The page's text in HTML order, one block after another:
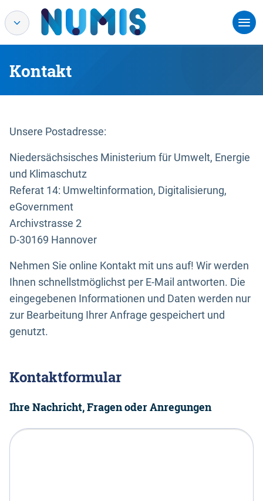
Kontakt
Unsere Postadresse:
Niedersächsisches Ministerium für Umwelt, Energie
und Klimaschutz
Referat 14: Umweltinformation, Digitalisierung,
eGovernment
Archivstrasse 2
D-30169 Hannover
Nehmen Sie online Kontakt mit uns auf! Wir werden
Ihnen schnellstmöglichst per E-Mail antworten. Die
eingegebenen Informationen und Daten werden nur
zur Bearbeitung Ihrer Anfrage gespeichert und
genutzt.
Kontaktformular
Ihre Nachricht, Fragen oder Anregungen